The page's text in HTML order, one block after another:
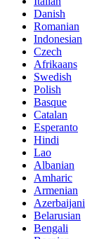
Danish
Romanian
Indonesian
Czech
Afrikaans
Swedish
Polish
Basque
Catalan
Esperanto
Hindi
Lao
Albanian
Amharic
Armenian
Azerbaijani
Belarusian
Bengali